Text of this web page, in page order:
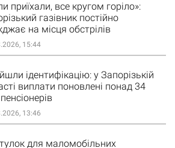
приїхали, все кругом горіло»:
газівник постійно
на місця обстрілів
15:44
ідентифікацію: у Запорізькій
виплати поновлені понад 34
13:46
для маломобільних